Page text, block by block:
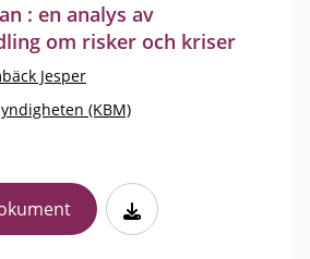
: en analys av
om risker och kriser
Jesper
(KBM)